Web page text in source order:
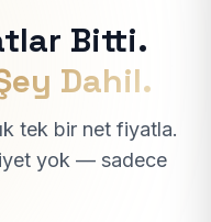
Bitti.
Dahil.
tek bir net fiyatla.
yok — sadece